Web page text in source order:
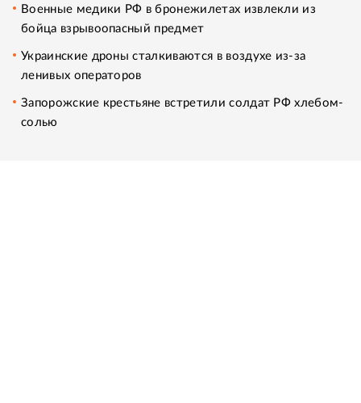
Военные медики РФ в бронежилетах извлекли из
бойца взрывоопасный предмет
Украинские дроны сталкиваются в воздухе из-за
ленивых операторов
Запорожские крестьяне встретили солдат РФ хлебом-
солью